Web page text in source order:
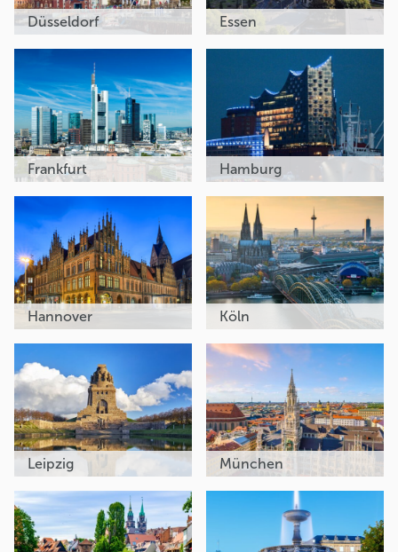
Düsseldorf Essen
Frankfurt Hamburg
Hannover Köln
Leipzig München